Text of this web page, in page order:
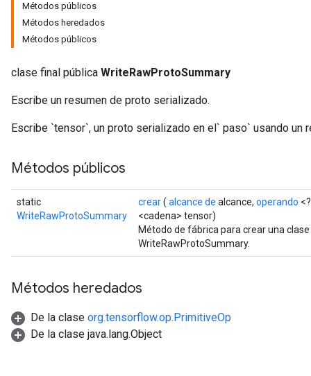
Métodos públicos
Métodos heredados
Métodos públicos
clase final pública WriteRawProtoSummary
Escribe un resumen de proto serializado.
Escribe `tensor`, un proto serializado en el` paso` usando un
Métodos públicos
static
WriteRawProtoSummary
crear( alcance de alcance, operando
<cadena> tensor)
Método de fábrica para crear una
WriteRawProtoSummary.
Métodos heredados
De la clase org.tensorflow.op.PrimitiveOp
De la clase java.lang.Object